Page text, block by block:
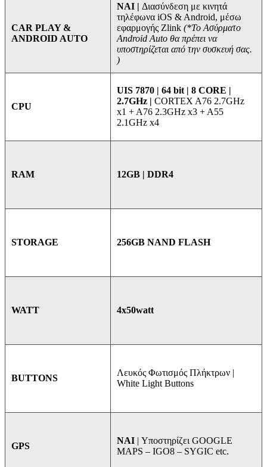
CAR PLAY &
ANDROID AUTO
ΝΑΙ | Διασύνδεση με κινητά
τηλέφωνα iOS & Android, μέσω
εφαρμογής Zlink (*Το Ασύρματο
Android Auto θα πρέπει να
υποστηρίζεται από την συσκευή σας.
)
CPU
UIS 7870 | 64 bit | 8 CORE |
2.7GHz | CORTEX A76 2.7GHz
x1 + A76 2.3GHz x3 + A55
2.1GHz x4
RAM 12GB | DDR4
STORAGE 256GB NAND FLASH
WATT 4x50watt
BUTTONS
Λευκός Φωτισμός Πλήκτρων |
White Light Buttons
GPS
NAI | Υποστηρίζει GOOGLE
MAPS – IGO8 – SYGIC etc.